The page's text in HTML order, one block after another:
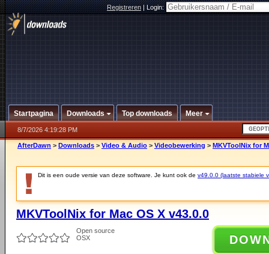
Registreren|Login:
Startpagina Downloads Top downloads Meer
8/7/2026 4:19:28 PM
AfterDawn > Downloads > Video & Audio > Videobewerking > MKVToolNix for
Dit is een oude versie van deze software. Je kunt ook de v49.0.0 (laatste stabiele
MKVToolNix for Mac OS X v43.0.0
Open source
OSX